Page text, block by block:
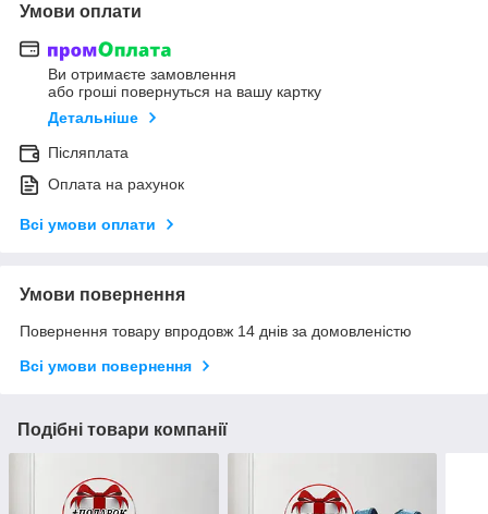
Умови оплати
Ви отримаєте замовлення
або гроші повернуться на вашу картку
Детальніше
Післяплата
Оплата на рахунок
Всі умови оплати
Умови повернення
Повернення товару впродовж 14 днів за домовленістю
Всі умови повернення
Подібні товари компанії